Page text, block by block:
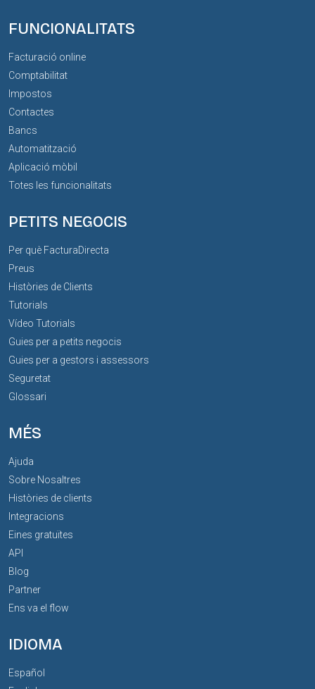
FUNCIONALITATS
Facturació online
Comptabilitat
Impostos
Contactes
Bancs
Automatització
Aplicació mòbil
Totes les funcionalitats
PETITS NEGOCIS
Per què FacturaDirecta
Preus
Històries de Clients
Tutorials
Vídeo Tutorials
Guies per a petits negocis
Guies per a gestors i assessors
Seguretat
Glossari
MÉS
Ajuda
Sobre Nosaltres
Històries de clients
Integracions
Eines gratuïtes
API
Blog
Partner
Ens va el flow
IDIOMA
Español